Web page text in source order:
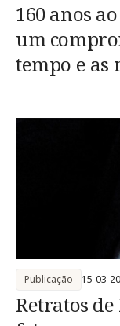
160 anos
um
tempo e as
Retratos
Publicação 15-03-